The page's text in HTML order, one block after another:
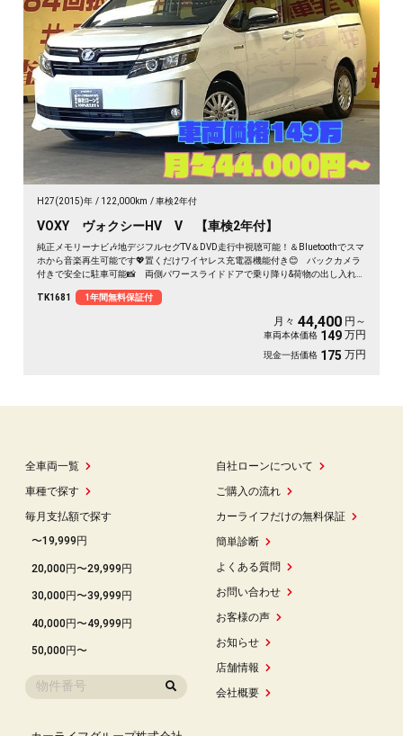
H27(2015)年 122,000km 車検2年付
VOXY ヴォクシーHV V 【車検2年付】
純正メモリーナビ🎶地デジフルセグTV＆DVD走行中視聴可能！＆Bluetoothでスマ
ホから音楽再生可能です💖置くだけワイヤレス充電器機能付き😊 バックカメラ
付きで安全に駐車可能📸 両側パワースライドドアで乗り降り&荷物の出し入れ等
す🌞 スマートキー&プッシュスタートで楽々エンジンスタート！ 車検2年付
TK1681 1年間無料保証付
月々 44,400 円～
車両本体価格 149 万円
現金一括価格 175 万円
全車両一覧
車種で探す
毎月支払額で探す
〜19,999円
20,000円〜29,999円
30,000円〜39,999円
40,000円〜49,999円
50,000円〜
自社ローンについて
ご購入の流れ
カーライフだけの無料保証
簡単診断
よくある質問
お問い合わせ
お客様の声
お知らせ
店舗情報
会社概要